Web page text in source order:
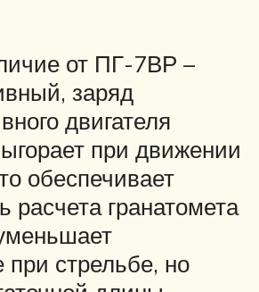
от ПГ-7ВР –
заряд
двигателя
при движении
обеспечивает
расчета гранатомета
при стрельбе, но